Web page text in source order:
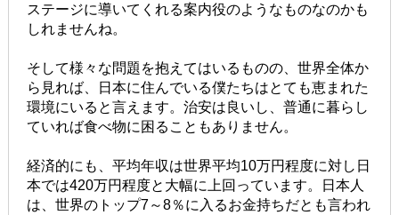
ステージに導いてくれる案内役のようなものなのかも
しれませんね。
そして様々な問題を抱えてはいるものの、世界全体か
ら見れば、日本に住んでいる僕たちはとても恵まれた
環境にいると言えます。治安は良いし、普通に暮らし
ていれば食べ物に困ることもありません。
経済的にも、平均年収は世界平均10万円程度に対し日
本では420万円程度と大幅に上回っています。日本人
は、世界のトップ7～8％に入るお金持ちだとも言われ